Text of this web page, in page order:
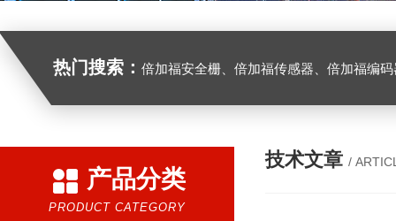
热门搜索： 倍加福安全栅、倍加福传感器、倍加福编码器、倍加福超声波传感器、松下伺服驱动器、松下伺
产品分类
PRODUCT CATEGORY
技术文章 /